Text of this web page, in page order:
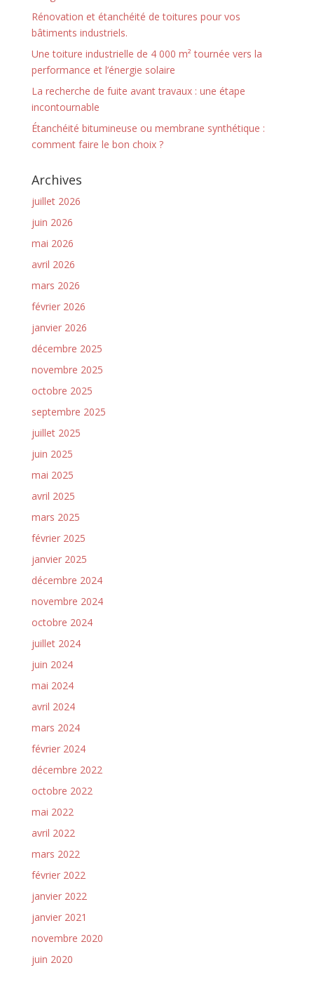
Rénovation et étanchéité de toitures pour vos
bâtiments industriels.
Une toiture industrielle de 4 000 m² tournée vers la
performance et l’énergie solaire
La recherche de fuite avant travaux : une étape
incontournable
Étanchéité bitumineuse ou membrane synthétique :
comment faire le bon choix ?
Archives
juillet 2026
juin 2026
mai 2026
avril 2026
mars 2026
février 2026
janvier 2026
décembre 2025
novembre 2025
octobre 2025
septembre 2025
juillet 2025
juin 2025
mai 2025
avril 2025
mars 2025
février 2025
janvier 2025
décembre 2024
novembre 2024
octobre 2024
juillet 2024
juin 2024
mai 2024
avril 2024
mars 2024
février 2024
décembre 2022
octobre 2022
mai 2022
avril 2022
mars 2022
février 2022
janvier 2022
janvier 2021
novembre 2020
juin 2020